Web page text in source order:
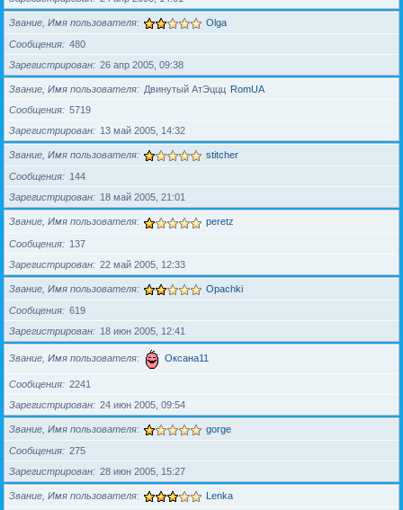
Звание, Имя пользователя Olga
Сообщения
480
Зарегистрирован
26 апр 2005, 09:38
Звание, Имя пользователя Двинутый АтЭццц RomUA
Сообщения
5719
Зарегистрирован
13 май 2005, 14:32
Звание, Имя пользователя stitcher
Сообщения
144
Зарегистрирован
18 май 2005, 21:01
Звание, Имя пользователя peretz
Сообщения
137
Зарегистрирован
22 май 2005, 12:33
Звание, Имя пользователя Opachki
Сообщения
619
Зарегистрирован
18 июн 2005, 12:41
Звание, Имя пользователя Оксана11
Сообщения
2241
Зарегистрирован
24 июн 2005, 09:54
Звание, Имя пользователя gorge
Сообщения
275
Зарегистрирован
28 июн 2005, 15:27
Звание, Имя пользователя Lenka